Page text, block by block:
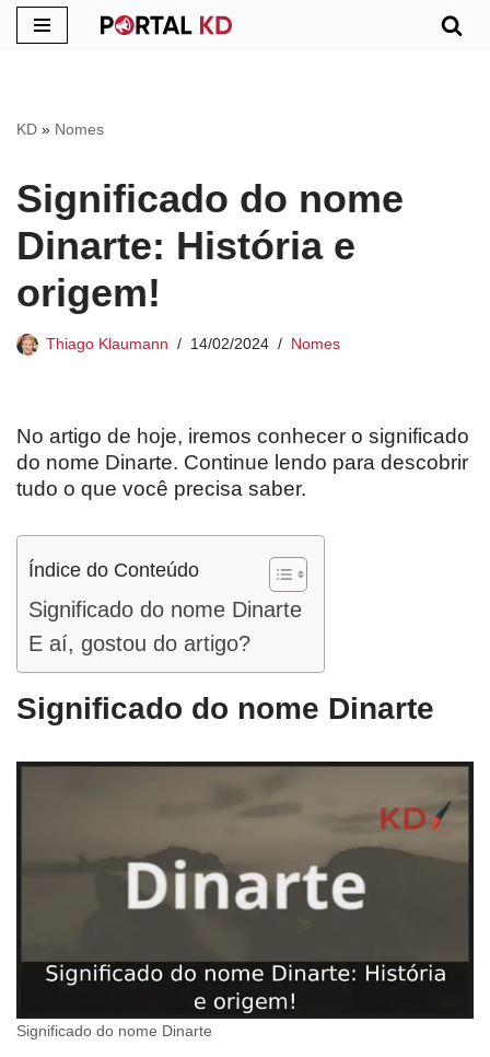
conteúdo
KD » Nomes
Significado do nome
Dinarte: História e
origem!
Thiago Klaumann 14/02/2024 Nomes
No artigo de hoje, iremos conhecer o significado
do nome Dinarte. Continue lendo para descobrir
tudo o que você precisa saber.
Índice do Conteúdo
Significado do nome Dinarte
E aí, gostou do artigo?
Significado do nome Dinarte
Significado do nome Dinarte